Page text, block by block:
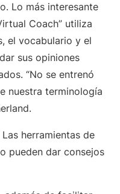
Lo más interesante
Coach” utiliza
el vocabulario y el
sus opiniones
“No se entrenó
nuestra terminología
herramientas de
pueden dar consejos